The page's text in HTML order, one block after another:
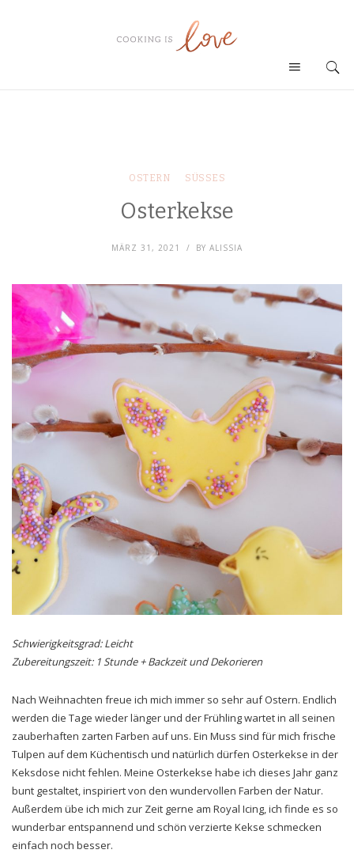
OSTERN SÜSSES
Osterkekse
MÄRZ 31, 2021 BY ALISSIA
Schwierigkeitsgrad: Leicht
Zubereitungszeit: 1 Stunde + Backzeit und Dekorieren
Nach Weihnachten freue ich mich immer so sehr auf Ostern. Endlich
werden die Tage wieder länger und der Frühling wartet in all seinen
zauberhaften zarten Farben auf uns. Ein Muss sind für mich frische
Tulpen auf dem Küchentisch und natürlich dürfen Osterkekse in der
Keksdose nicht fehlen. Meine Osterkekse habe ich dieses Jahr ganz
bunt gestaltet, inspiriert von den wundervollen Farben der Natur.
Außerdem übe ich mich zur Zeit gerne am Royal Icing, ich finde es so
wunderbar entspannend und schön verzierte Kekse schmecken
einfach noch besser.